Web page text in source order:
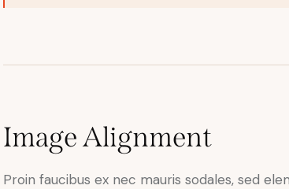
Image Alignment
Proin faucibus ex nec mauris sodales, sed